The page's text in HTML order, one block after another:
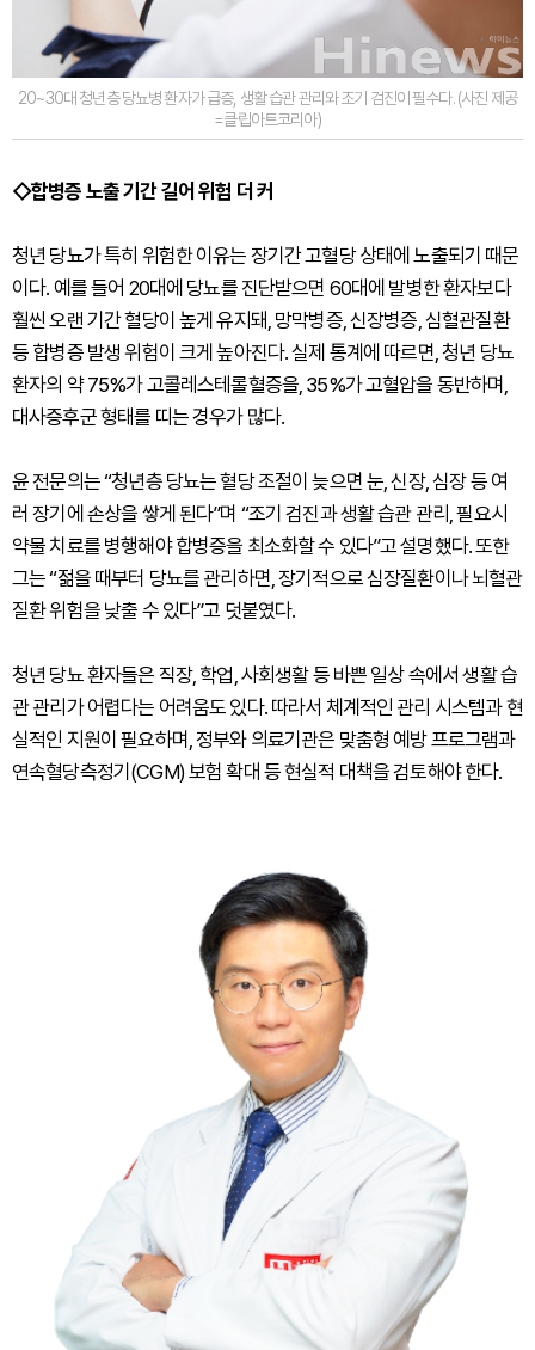
20~30대 청년층 당뇨병 환자가 급증, 생활 습관 관리와 조기 검진이 필수다. (사진 제공
=클립아트코리아)
◇합병증 노출 기간 길어 위험 더 커
청년 당뇨가 특히 위험한 이유는 장기간 고혈당 상태에 노출되기 때문
이다. 예를 들어 20대에 당뇨를 진단받으면 60대에 발병한 환자보다
훨씬 오랜 기간 혈당이 높게 유지돼, 망막병증, 신장병증, 심혈관질환
등 합병증 발생 위험이 크게 높아진다. 실제 통계에 따르면, 청년 당뇨
환자의 약 75%가 고콜레스테롤혈증을, 35%가 고혈압을 동반하며,
대사증후군 형태를 띠는 경우가 많다.
윤 전문의는 “청년층 당뇨는 혈당 조절이 늦으면 눈, 신장, 심장 등 여
러 장기에 손상을 쌓게 된다”며 “조기 검진과 생활 습관 관리, 필요시
약물 치료를 병행해야 합병증을 최소화할 수 있다”고 설명했다. 또한
그는 “젊을 때부터 당뇨를 관리하면, 장기적으로 심장질환이나 뇌혈관
질환 위험을 낮출 수 있다”고 덧붙였다.
청년 당뇨 환자들은 직장, 학업, 사회생활 등 바쁜 일상 속에서 생활 습
관 관리가 어렵다는 어려움도 있다. 따라서 체계적인 관리 시스템과 현
실적인 지원이 필요하며, 정부와 의료기관은 맞춤형 예방 프로그램과
연속혈당측정기(CGM) 보험 확대 등 현실적 대책을 검토해야 한다.